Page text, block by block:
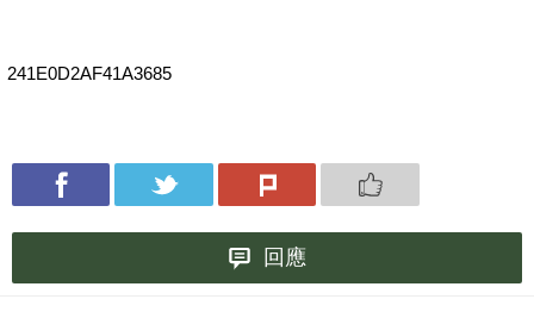
241E0D2AF41A3685
回應